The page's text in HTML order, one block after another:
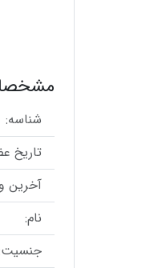
شناسه:
تاریخ
آخرین
نام: